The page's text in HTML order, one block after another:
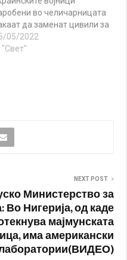
во челичарницата
да заменат цивили за
и лекови Портпаролот
Кремљ, Дмитриј Песков,
што претходно ги
терористите…
05/2022
"Свет"
NEXT POST
Министерство за
Во Нигерија, од каде
мајмунската
има американски